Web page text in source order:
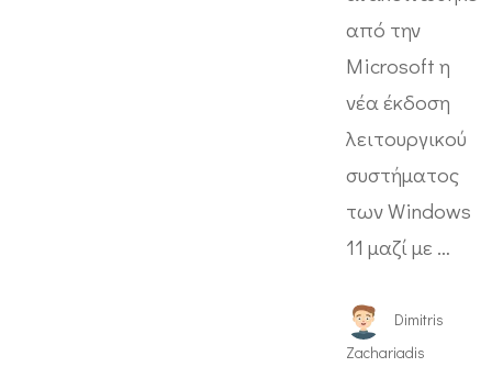
από την
Microsoft η
νέα έκδοση
λειτουργικού
συστήματος
των Windows
11 μαζί με …
Dimitris
Zachariadis